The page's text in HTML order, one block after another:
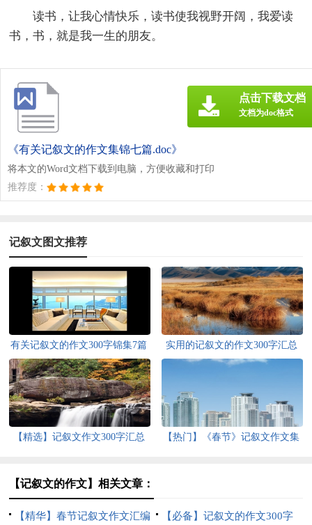
读书，让我心情快乐，读书使我视野开阔，我爱读
书，书，就是我一生的朋友。
《有关记叙文的作文集锦七篇.doc》
将本文的Word文档下载到电脑，方便收藏和打印
推荐度：
点击下载文档
文档为doc格式
记叙文图文推荐
有关记叙文的作文300字锦集7篇
实用的记叙文的作文300字汇总
八篇
【精选】记叙文作文300字汇总
【热门】《春节》记叙文作文集
【记叙文的作文】相关文章：
【精华】春节记叙文作文汇编 【必备】记叙文的作文300字